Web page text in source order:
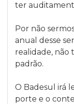
ter
Por não
anual desse
realidade, não
padrão.
O Badesul irá
porte e o